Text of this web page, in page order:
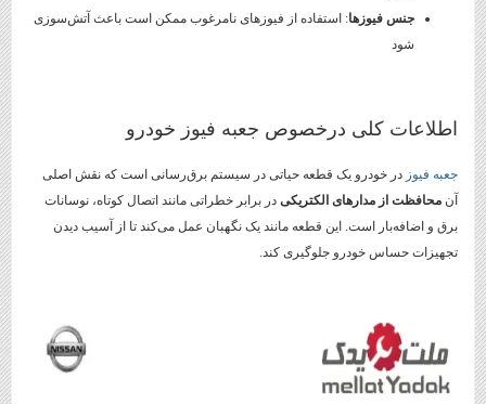
جنس فیوزها: استفاده از فیوزهای نامرغوب ممکن است باعث آتش‌سوزی
شود
اطلاعات کلی درخصوص جعبه فیوز خودرو
جعبه فیوز در خودرو یک قطعه حیاتی در سیستم برق‌رسانی است که نقش اصلی
آن محافظت از مدارهای الکتریکی در برابر خطراتی مانند اتصال کوتاه، نوسانات
برق و اضافه‌بار است. این قطعه مانند یک نگهبان عمل می‌کند تا از آسیب دیدن
تجهیزات حساس خودرو جلوگیری کند.